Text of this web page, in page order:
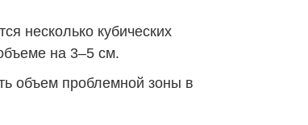
несколько кубических
на 3–5 см.
объем проблемной зоны в